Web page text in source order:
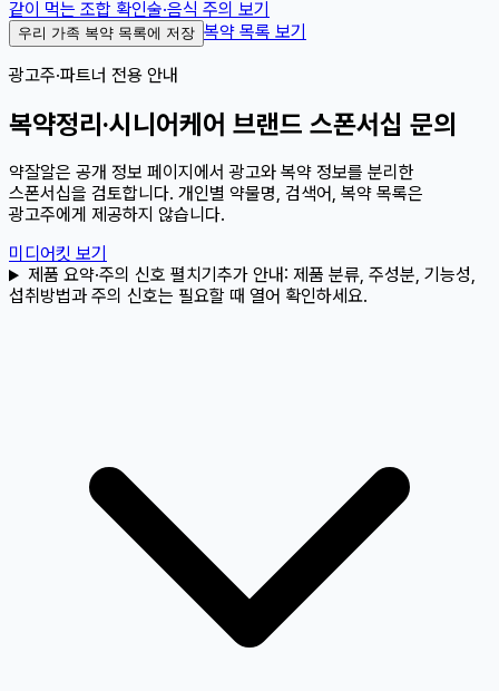
같이 먹는 조합 확인술·음식 주의 보기
우리 가족 복약 목록에 저장 복약 목록 보기
광고주·파트너 전용 안내
복약정리·시니어케어 브랜드 스폰서십 문의
약잘알은 공개 정보 페이지에서 광고와 복약 정보를 분리한
스폰서십을 검토합니다. 개인별 약물명, 검색어, 복약 목록은
광고주에게 제공하지 않습니다.
미디어킷 보기
제품 요약·주의 신호 펼치기 추가 안내: 제품 분류, 주성분, 기능성,
섭취방법과 주의 신호는 필요할 때 열어 확인하세요.